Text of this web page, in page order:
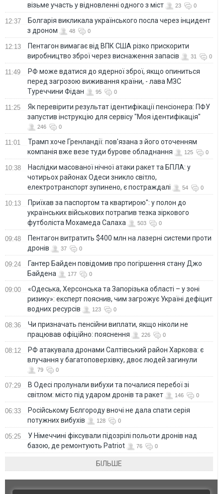
візьме участь у відновленні одного з міст
23 0
12:37
Болгарія викликала українського посла через інцидент
з дроном
48 0
12:13
Пентагон вимагає від ВПК США різко прискорити
виробництво зброї через виснаження запасів
31 0
11:49
РФ може вдатися до ядерної зброї, якщо опиниться
перед загрозою виживання країни, - лава МЗС
Туреччини Фідан
95 0
11:25
Як перевірити результат ідентифікації пенсіонера: ПФУ
запустив інструкцію для сервісу "Моя ідентифікація"
246 0
11:01
Трамп хоче Гренландії: пов'язана з його оточенням
компанія вже везе туди бурове обладнання
125 0
10:38
Наслідки масованої нічної атаки ракет та БПЛА: у
чотирьох районах Одеси зникло світло,
електротранспорт зупинено, є постраждалі
54 0
10:13
Приїхав за паспортом та квартирою": у полон до
українських військових потрапив тезка зіркового
футболіста Мохамеда Салаха
503 0
09:48
Пентагон витратить $400 млн на лазерні системи проти
дронів
37 0
09:24
Гантер Байден повідомив про погіршення стану Джо
Байдена
177 0
09:00
«Одеська, Херсонська та Запорізька області – у зоні
ризику»: експерт пояснив, чим загрожує Україні дефіцит
водних ресурсів
123 0
08:36
Чи призначать пенсійни виплати, якщо ніколи не
працював офіційно: пояснення
226 0
08:12
РФ атакувала дронами Салтівський район Харкова: є
влучання у багатоповерхівку, двоє людей загинули
79 0
07:29
В Одесі пролунали вибухи та почалися перебої зі
світлом: місто під ударом дронів та ракет
146 0
06:33
Російському Бєлгороду вночі не дала спати серія
потужних вибухів
128 0
05:25
У Німеччині фіксували підозрілі польоти дронів над
базою, де ремонтують Patriot
76 0
БІЛЬШЕ